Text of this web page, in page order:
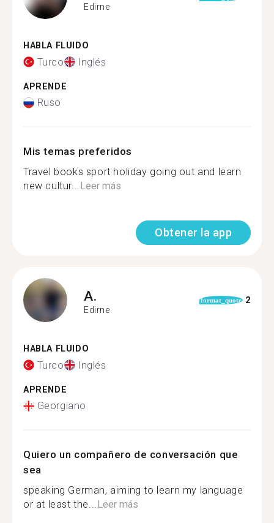
Edirne
HABLA FLUIDO
Turco Inglés
APRENDE
Ruso
Mis temas preferidos
Travel books sport holiday going out and learn
new cultur...Leer más
Obtener la app
A.
Edirne
format_quote 2
HABLA FLUIDO
Turco Inglés
APRENDE
Georgiano
Quiero un compañero de conversación que
sea
speaking German, aiming to learn my language
or at least the...Leer más